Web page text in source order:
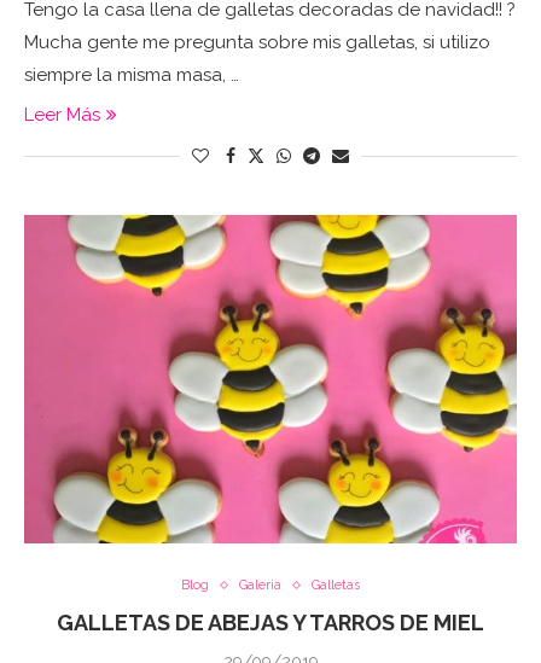
Tengo la casa llena de galletas decoradas de navidad!! ?
Mucha gente me pregunta sobre mis galletas, si utilizo
siempre la misma masa, …
Leer Más
Blog Galeria Galletas
GALLETAS DE ABEJAS Y TARROS DE MIEL